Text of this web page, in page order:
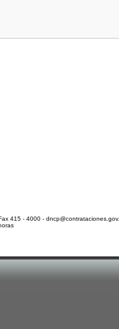
415 - 4000 -